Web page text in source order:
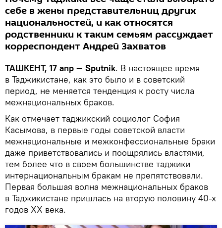
себе в жены представительниц других
национальностей, и как относятся
родственники к таким семьям рассуждает
корреспондент Андрей Захватов
ТАШКЕНТ, 17 апр — Sputnik. В настоящее время
в Таджикистане, как это было и в советский
период, не меняется тенденция к росту числа
межнациональных браков.
Как отмечает таджикский социолог София
Касымова, в первые годы советской власти
межнациональные и межконфессиональные браки
даже приветствовались и поощрялись властями,
тем более что в своем большинстве таджики
интернациональным бракам не препятствовали.
Первая большая волна межнациональных браков
в Таджикистане пришлась на вторую половину 40-х
годов XX века.